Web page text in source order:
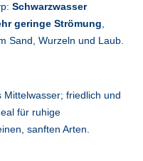
Schwarzwasser
geringe Strömung,
Sand, Wurzeln und Laub.
Mittelwasser; friedlich und
für ruhige
sanften Arten.